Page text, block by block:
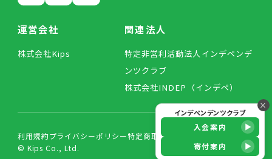
×
インデペンデンツクラブ
入会案内
寄付案内
運営会社
株式会社Kips
関連法人
特定非営利活動法人インデペンデ
ンツクラブ
株式会社INDEP（インデペ）
利用規約プライバシーポリシー特定商取引法に基づく表記
© Kips Co., Ltd.